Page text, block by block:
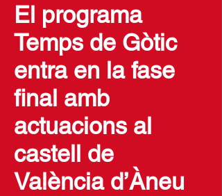
El programa
Temps de Gòtic
entra en la fase
final amb
actuacions al
castell de
València d’Àneu